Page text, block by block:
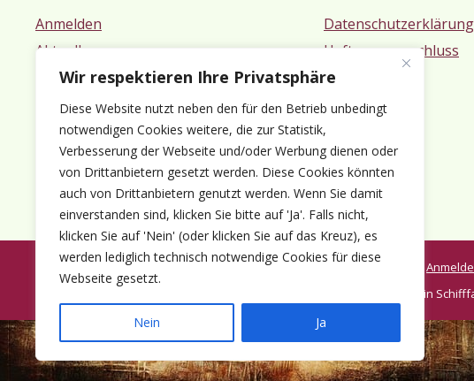
Wir respektieren Ihre Privatsphäre
Diese Website nutzt neben den für den Betrieb unbedingt
notwendigen Cookies weitere, die zur Statistik,
Verbesserung der Webseite und/oder Werbung dienen oder
von Drittanbietern gesetzt werden. Diese Cookies könnten
auch von Drittanbietern genutzt werden. Wenn Sie damit
einverstanden sind, klicken Sie bitte auf 'Ja'. Falls nicht,
klicken Sie auf 'Nein' (oder klicken Sie auf das Kreuz), es
werden lediglich technisch notwendige Cookies für diese
Webseite gesetzt.
Nein Ja
Anmelden
Aktuelles
Termine
Mitgliedschaft
Kontakt
Datenschutzerklärung
Haftungsausschluss
Impressum
© 1980-2026 Förderverein